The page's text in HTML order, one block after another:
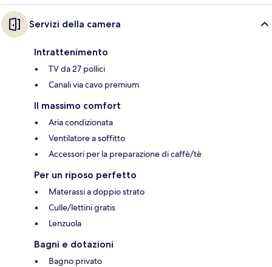
Servizi della camera
Intrattenimento
TV da 27 pollici
Canali via cavo premium
Il massimo comfort
Aria condizionata
Ventilatore a soffitto
Accessori per la preparazione di caffè/tè
Per un riposo perfetto
Materassi a doppio strato
Culle/lettini gratis
Lenzuola
Bagni e dotazioni
Bagno privato